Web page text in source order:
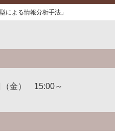
による情報分析手法」
（金） 15:00～